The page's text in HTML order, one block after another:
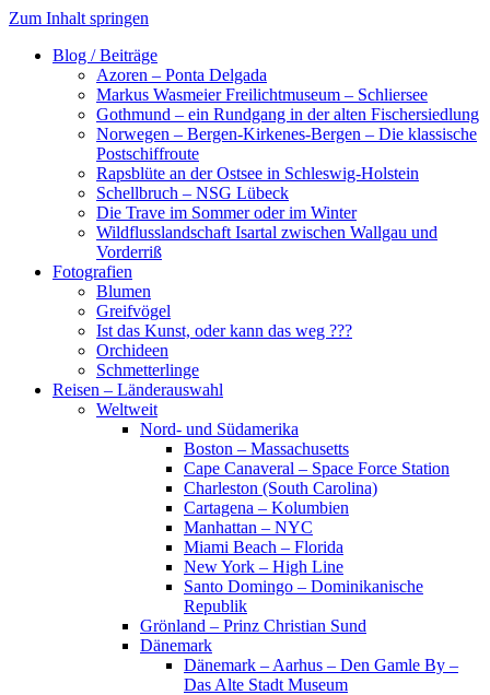
Zum Inhalt springen
Blog / Beiträge
Azoren – Ponta Delgada
Markus Wasmeier Freilichtmuseum – Schliersee
Gothmund – ein Rundgang in der alten Fischersiedlung
Norwegen – Bergen-Kirkenes-Bergen – Die klassische
Postschiffroute
Rapsblüte an der Ostsee in Schleswig-Holstein
Schellbruch – NSG Lübeck
Die Trave im Sommer oder im Winter
Wildflusslandschaft Isartal zwischen Wallgau und
Vorderriß
Fotografien
Blumen
Greifvögel
Ist das Kunst, oder kann das weg ???
Orchideen
Schmetterlinge
Reisen – Länderauswahl
Weltweit
Nord- und Südamerika
Boston – Massachusetts
Cape Canaveral – Space Force Station
Charleston (South Carolina)
Cartagena – Kolumbien
Manhattan – NYC
Miami Beach – Florida
New York – High Line
Santo Domingo – Dominikanische
Republik
Grönland – Prinz Christian Sund
Dänemark
Dänemark – Aarhus – Den Gamle By –
Das Alte Stadt Museum